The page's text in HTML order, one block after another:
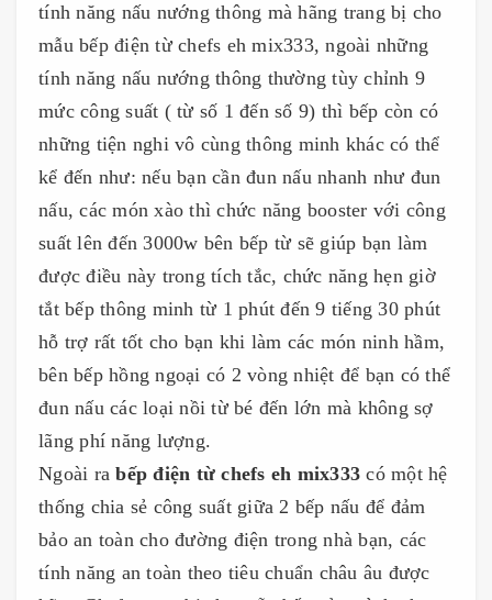
tính năng nấu nướng thông mà hãng trang bị cho
mẫu bếp điện từ chefs eh mix333, ngoài những
tính năng nấu nướng thông thường tùy chỉnh 9
mức công suất ( từ số 1 đến số 9) thì bếp còn có
những tiện nghi vô cùng thông minh khác có thể
kể đến như: nếu bạn cần đun nấu nhanh như đun
nấu, các món xào thì chức năng booster với công
suất lên đến 3000w bên bếp từ sẽ giúp bạn làm
được điều này trong tích tắc, chức năng hẹn giờ
tắt bếp thông minh từ 1 phút đến 9 tiếng 30 phút
hỗ trợ rất tốt cho bạn khi làm các món ninh hầm,
bên bếp hồng ngoại có 2 vòng nhiệt để bạn có thể
đun nấu các loại nồi từ bé đến lớn mà không sợ
lãng phí năng lượng.
Ngoài rabếp điện từ chefs eh mix333 có một hệ
thống chia sẻ công suất giữa 2 bếp nấu để đảm
bảo an toàn cho đường điện trong nhà bạn, các
tính năng an toàn theo tiêu chuẩn châu âu được